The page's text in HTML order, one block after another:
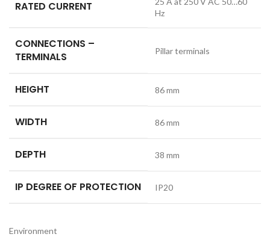
RATED CURRENT
Hz
CONNECTIONS –
TERMINALS
Pillar terminals
HEIGHT 86 mm
WIDTH 86 mm
DEPTH 38 mm
IP DEGREE OF PROTECTION IP20
Environment